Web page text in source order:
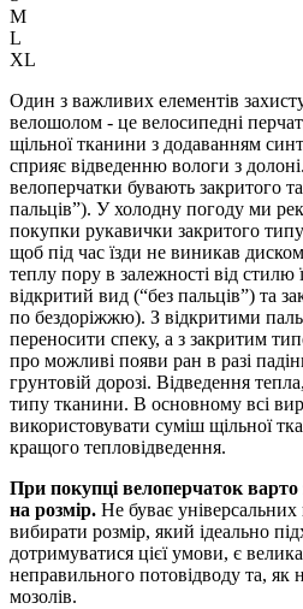
M
L
XL
Один з важливих елементів
велошолом - це велосипедні
щільної тканини з додаванням
сприяє відведенню вологи з
велоперчатки бувають закритого
пальців”). У холодну погоду ми
покупки рукавички закритого
щоб під час їзди не виникав
теплу пору в залежності від стилю
відкритий вид (“без пальців”) та
по бездоріжжю). З відкритими
переносити спеку, а з закритим
про можливі появи ран в разі
грунтовій дорозі. Відведення
типу тканини. В основному всі
використовувати суміш щільної
кращого тепловідведення.
При покупці велоперчаток варто
на розмір. Не буває
вибирати розмір, який ідеально
дотримуватися цієї умови, є
неправильного потовідводу та, як
мозолів.